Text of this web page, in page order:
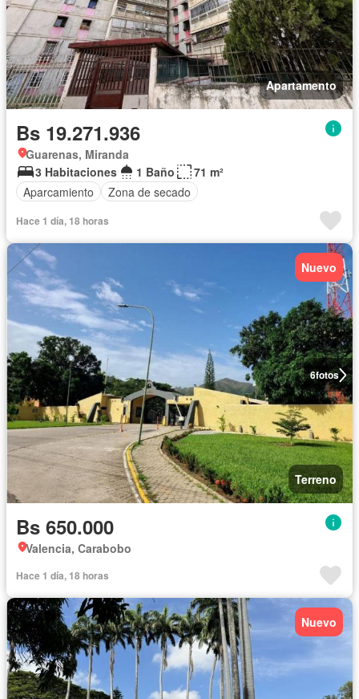
Apartamento
Bs 19.271.936
Guarenas, Miranda
3 Habitaciones
1 Baño
71 m²
Aparcamiento
Zona de secado
Hace 1 día, 18 horas
6fotos
Nuevo
Terreno
Bs 650.000
Valencia, Carabobo
Hace 1 día, 18 horas
Nuevo